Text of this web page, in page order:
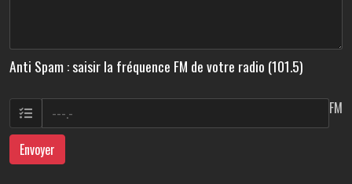
Anti Spam : saisir la fréquence FM de votre radio (101.5)
FM
Envoyer